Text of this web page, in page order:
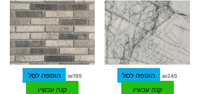
₪245
הוספה לסל
קנה עכשיו
₪195
הוספה לסל
קנה עכשיו